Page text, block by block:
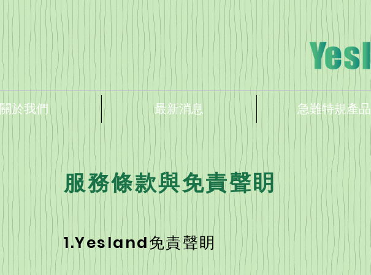
於我們 最新消息 急難特規產品
服務條款與免責聲眀
1.Yesland免責聲眀